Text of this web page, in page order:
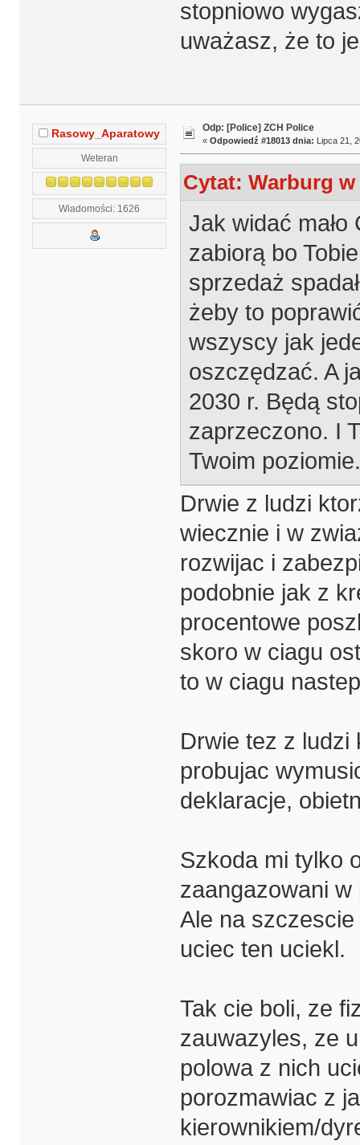
stopniowo
uważasz, że to
Rasowy_Aparatowy
Weteran
Wiadomości: 1626
Odp: [Police] ZCH Police
« Odpowiedź #18013 dnia: Lipca 21,
Cytat: Warburg w
Jak widać
zabiorą bo
sprzedaż
żeby to
wszyscy jak
oszczędzać. A
2030 r. Będą
zaprzeczono. I
Twoim poziomie.
Drwie z ludzi
wiecznie i w
rozwijac i
podobnie jak z
procentowe
skoro w ciagu
to w ciagu
Drwie tez z ludzi
probujac
deklaracje,
Szkoda mi tylko
zaangazowani
Ale na
uciec ten uciekl.
Tak cie boli, ze
zauwazyles, ze
polowa z nich
porozmawiac z
kierownikiem/